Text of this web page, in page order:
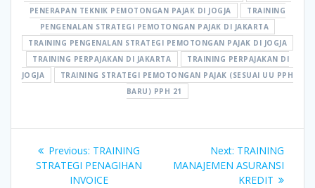
PENERAPAN TEKNIK PEMOTONGAN PAJAK DI JOGJA
TRAINING
PENGENALAN STRATEGI PEMOTONGAN PAJAK DI JAKARTA
TRAINING PENGENALAN STRATEGI PEMOTONGAN PAJAK DI JOGJA
TRAINING PERPAJAKAN DI JAKARTA
TRAINING PERPAJAKAN DI
JOGJA
TRAINING STRATEGI PEMOTONGAN PAJAK (SESUAI UU PPH
BARU) PPH 21
Post
navigation
Previous: Previous
post:
TRAINING
STRATEGI PENAGIHAN
INVOICE
Next: Next
post:
TRAINING
MANAJEMEN ASURANSI
KREDIT